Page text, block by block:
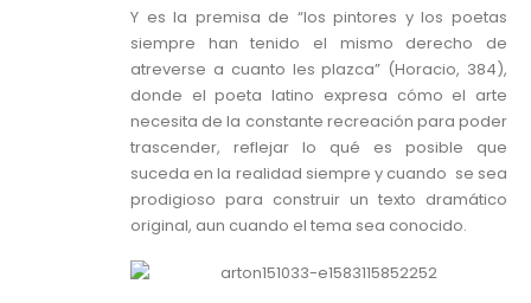
Y es la premisa de “los pintores y los poetas
siempre han tenido el mismo derecho de
atreverse a cuanto les plazca” (Horacio, 384),
donde el poeta latino expresa cómo el arte
necesita de la constante recreación para poder
trascender, reflejar lo qué es posible que
suceda en la realidad siempre y cuando se sea
prodigioso para construir un texto dramático
original, aun cuando el tema sea conocido.